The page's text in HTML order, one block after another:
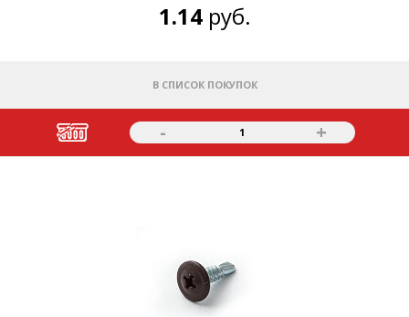
1.14 руб.
В СПИСОК ПОКУПОК
- 1 +